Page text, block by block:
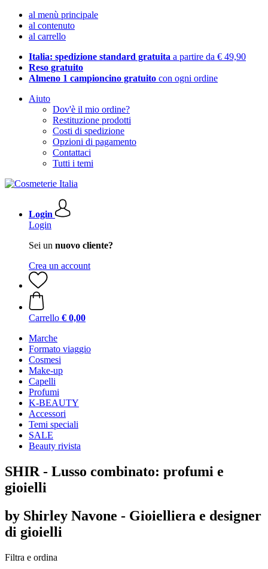
al menù principale
al contenuto
al carrello
Italia: spedizione standard gratuita a partire da € 49,90
Reso gratuito
Almeno 1 campioncino gratuito con ogni ordine
Aiuto
Dov'è il mio ordine?
Restituzione prodotti
Costi di spedizione
Opzioni di pagamento
Contattaci
Tutti i temi
Login
Login
Sei un nuovo cliente?
Crea un account
Carrello € 0,00
Marche
Formato viaggio
Cosmesi
Make-up
Capelli
Profumi
K-BEAUTY
Accessori
Temi speciali
SALE
Beauty rivista
SHIR - Lusso combinato: profumi e
gioielli
by Shirley Navone - Gioielliera e designer
di gioielli
Filtra e ordina